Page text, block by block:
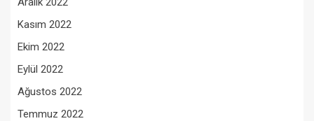
Kasım 2022
Ekim 2022
Eylül 2022
Ağustos 2022
Temmuz 2022